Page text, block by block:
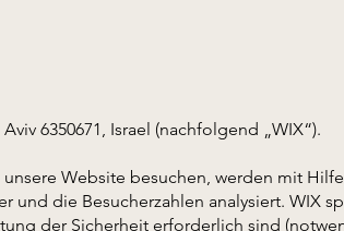
6350671, Israel (nachfolgend „WIX“).
Website besuchen, werden mit
die Besucherzahlen analysiert. WIX
der Sicherheit erforderlich sind